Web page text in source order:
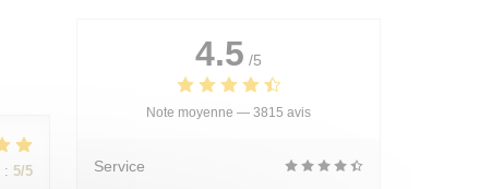
: 5/5
4.5 /5
Note moyenne — 3815 avis
Service